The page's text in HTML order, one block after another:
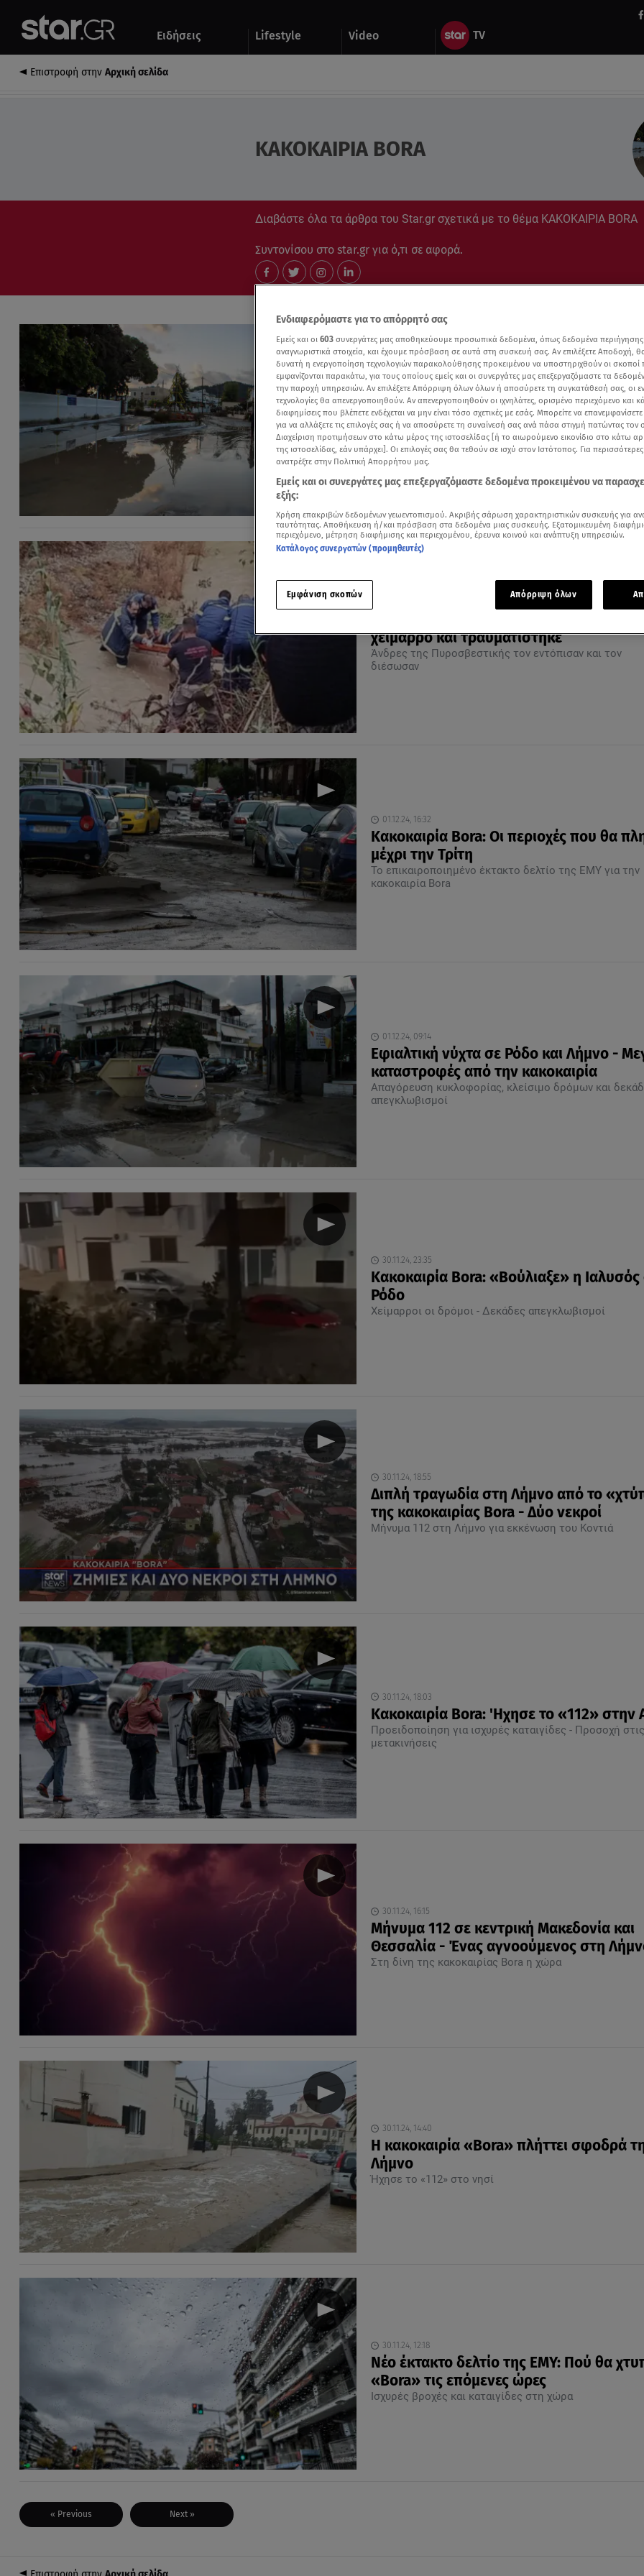
Ειδήσεις Lifestyle Video
Αυτοκίνητο
Επιστροφή στην Αρχική σελίδα
ΚΑΚΟΚΑΙΡΙΑ BORA
Διαβάστε όλα τα άρθρα του Star.gr σχετικά με το θέμα ΚΑΚΟΚΑΙΡΙΑ BORA
Συντονίσου στο star.gr για ό,τι σε αφορά.
01.12.24, 20:18
Λήμνος: Μήνυμα 112 για απαγόρευση
κυκλοφορίας με οχήματα
Μέχρι το μεσημέρι της Δευτέρας
χείμαρρο και τραυματίστηκε
Άνδρες της Πυροσβεστικής τον εντόπισαν και τον
διέσωσαν
01.12.24, 16:32
Κακοκαιρία Bora: Οι περιοχές που θα
μέχρι την Τρίτη
Το επικαιροποιημένο έκτακτο δελτίο της ΕΜΥ για την
κακοκαιρία Bora
01.12.24, 09:14
Εφιαλτική νύχτα σε Ρόδο και Λήμνο -
καταστροφές από την κακοκαιρία
Απαγόρευση κυκλοφορίας, κλείσιμο δρόμων και
απεγκλωβισμοί
30.11.24, 23:35
Κακοκαιρία Bora: «Βούλιαξε» η Ιαλυσός
Ρόδο
Χείμαρροι οι δρόμοι - Δεκάδες απεγκλωβισμοί
30.11.24, 18:55
Διπλή τραγωδία στη Λήμνο από το
της κακοκαιρίας Bora - Δύο νεκροί
Μήνυμα 112 στη Λήμνο για εκκένωση του Κοντιά
30.11.24, 18:03
Kακοκαιρία Bora: 'Ηχησε το «112» στην
Προειδοποίηση για ισχυρές καταιγίδες - Προσοχή στις
μετακινήσεις
30.11.24, 16:15
Μήνυμα 112 σε κεντρική Μακεδονία και
Θεσσαλία - Ένας αγνοούμενος στη
Στη δίνη της κακοκαιρίας Bora η χώρα
30.11.24, 14:40
Η κακοκαιρία «Bora» πλήττει σφοδρά
Λήμνο
Ήχησε το «112» στο νησί
30.11.24, 12:18
Νέο έκτακτο δελτίο της ΕΜΥ: Πού θα
«Bora» τις επόμενες ώρες
Ισχυρές βροχές και καταιγίδες στη χώρα
« Previous Next »
Ενδιαφερόμαστε για το απόρρητό σας
Εμείς και οι 603 συνεργάτες μας αποθηκεύουμε προσωπικά δεδομένα, όπως δεδομένα
αναγνωριστικά στοιχεία, και έχουμε πρόσβαση σε αυτά στη συσκευή σας. Αν επιλέξετε Αποδοχή,
δυνατή η ενεργοποίηση τεχνολογιών παρακολούθησης προκειμένου να υποστηριχθούν οι σκοποί
εμφανίζονται παρακάτω, για τους οποίους εμείς και οι συνεργάτες μας επεξεργαζόμαστε τα
την παροχή υπηρεσιών. Αν επιλέξετε Απόρριψη όλων όλων ή αποσύρετε τη συγκατάθεσή σας, οι
τεχνολογίες θα απενεργοποιηθούν. Αν απενεργοποιηθούν οι ιχνηλάτες, ορισμένο περιεχόμενο και
διαφημίσεις που βλέπετε ενδέχεται να μην είναι τόσο σχετικές με εσάς. Μπορείτε να
για να αλλάξετε τις επιλογές σας ή να αποσύρετε τη συναίνεσή σας ανά πάσα στιγμή πατώντας τον
Διαχείριση προτιμήσεων στο κάτω μέρος της ιστοσελίδας [ή το αιωρούμενο εικονίδιο στο κάτω
της ιστοσελίδας, εάν υπάρχει]. Οι επιλογές σας θα τεθούν σε ισχύ στον Ιστότοπος. Για
ανατρέξτε στην Πολιτική Απορρήτου μας.
Εμείς και οι συνεργάτες μας επεξεργαζόμαστε δεδομένα προκειμένου να
εξής:
Χρήση επακριβών δεδομένων γεωεντοπισμού. Ακριβής σάρωση χαρακτηριστικών συσκευής για
ταυτότητας. Αποθήκευση ή/και πρόσβαση στα δεδομένα μιας συσκευής. Εξατομικευμένη
περιεχόμενο, μέτρηση διαφήμισης και περιεχομένου, έρευνα κοινού και ανάπτυξη υπηρεσιών.
Κατάλογος συνεργατών (προμηθευτές)
Εμφάνιση σκοπών Απόρριψη όλων